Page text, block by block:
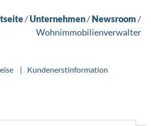
/Unternehmen/Newsroom/
Wohnimmobilienverwalter
Kundenerstinformation